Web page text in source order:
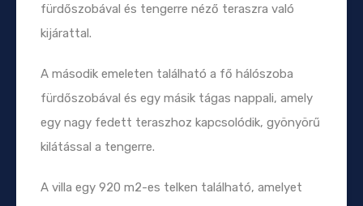
fürdőszobával és tengerre néző teraszra való
kijárattal.
A második emeleten található a fő hálószoba
fürdőszobával és egy másik tágas nappali, amely
egy nagy fedett teraszhoz kapcsolódik, gyönyörű
kilátással a tengerre.
A villa egy 920 m2-es telken található, amelyet